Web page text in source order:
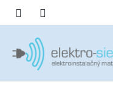
obsah